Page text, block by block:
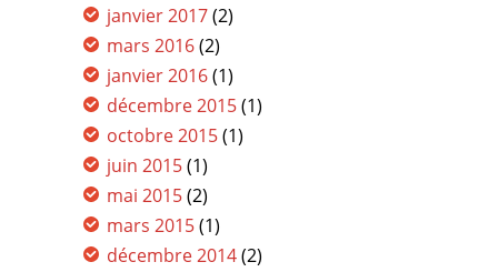
janvier 2017(2)
mars 2016(2)
janvier 2016(1)
décembre 2015(1)
octobre 2015(1)
juin 2015(1)
mai 2015(2)
mars 2015(1)
décembre 2014(2)